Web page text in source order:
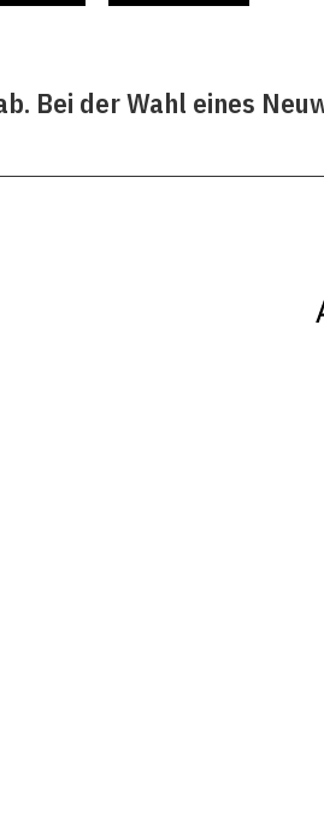
Bei der Wahl eines